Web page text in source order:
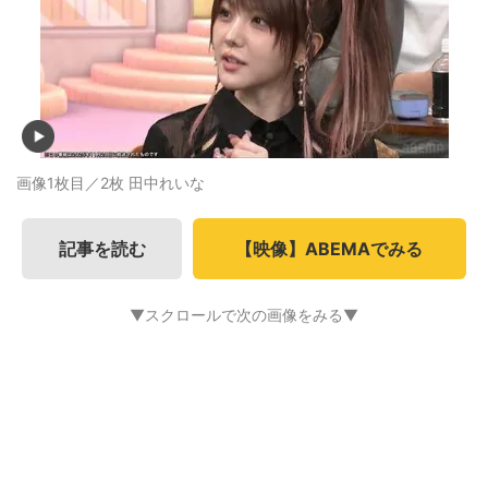
画像1枚目／2枚 田中れいな
記事を読む 【映像】ABEMAでみる
▼スクロールで次の画像をみる▼